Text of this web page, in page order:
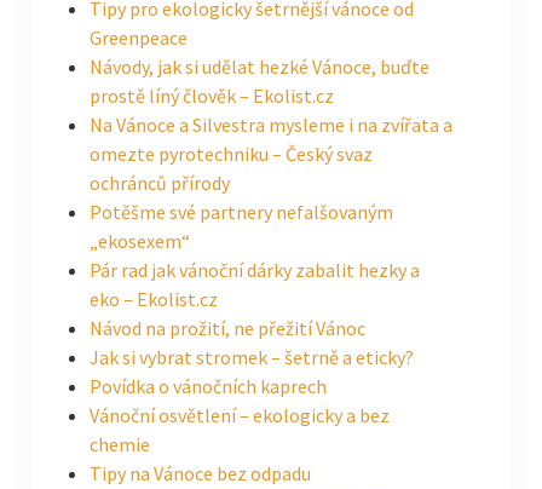
Tipy pro ekologicky šetrnější vánoce od
Greenpeace
Návody, jak si udělat hezké Vánoce, buďte
prostě líný člověk – Ekolist.cz
Na Vánoce a Silvestra mysleme i na zvířata a
omezte pyrotechniku – Český svaz
ochránců přírody
Potěšme své partnery nefalšovaným
„ekosexem“
Pár rad jak vánoční dárky zabalit hezky a
eko – Ekolist.cz
Návod na prožití, ne přežití Vánoc
Jak si vybrat stromek – šetrně a eticky?
Povídka o vánočních kaprech
Vánoční osvětlení – ekologicky a bez
chemie
Tipy na Vánoce bez odpadu